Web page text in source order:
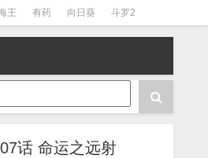
王 有药 向日葵 斗罗2
柯南 阴阳师 节目清单
话 命运之远射